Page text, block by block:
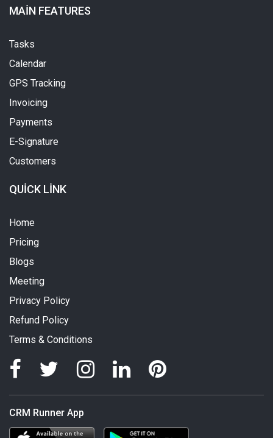
MAIN FEATURES
Tasks
Calendar
GPS Tracking
Invoicing
Payments
E-Signature
Customers
QUICK LINK
Home
Pricing
Blogs
Meeting
Privacy Policy
Refund Policy
Terms & Conditions
CRM Runner App